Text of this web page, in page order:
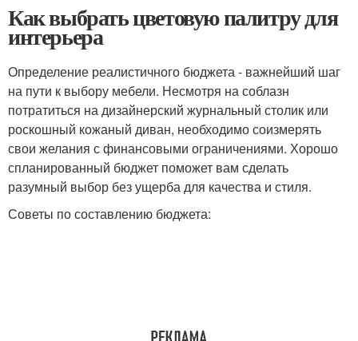
Как выбрать цветовую палитру для
интерьера
Определение реалистичного бюджета - важнейший шаг
на пути к выбору мебели. Несмотря на соблазн
потратиться на дизайнерский журнальный столик или
роскошный кожаный диван, необходимо соизмерять
свои желания с финансовыми ограничениями. Хорошо
спланированный бюджет поможет вам сделать
разумный выбор без ущерба для качества и стиля.
Советы по составлению бюджета: